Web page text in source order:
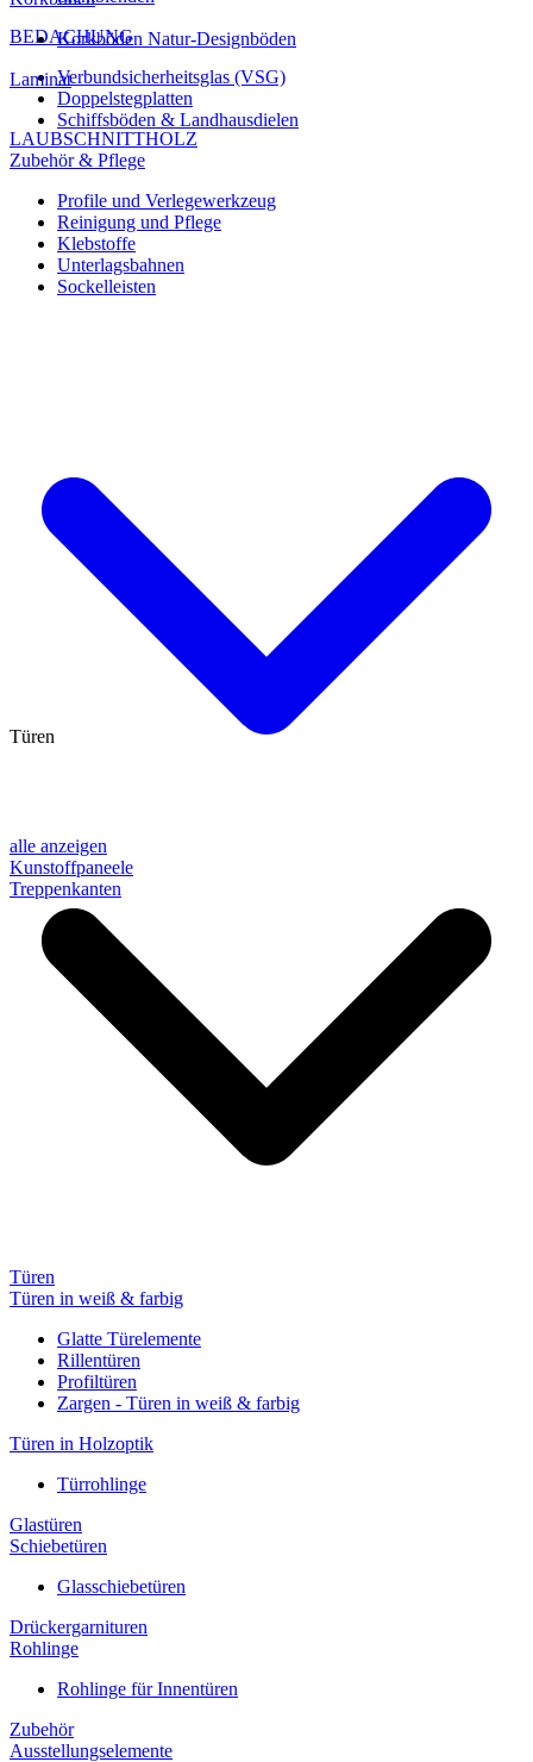
BEDACHUNG
Verbundsicherheitsglas (VSG)
Doppelstegplatten
LAUBSCHNITTHOLZ
Korkböden Natur-Designböden
Laminat
Schiffsböden & Landhausdielen
Zubehör & Pflege
Profile und Verlegewerkzeug
Reinigung und Pflege
Klebstoffe
Unterlagsbahnen
Sockelleisten
alle anzeigen
Kunstoffpaneele
Treppenkanten
Türen
Türen
Türen in weiß & farbig
Glatte Türelemente
Rillentüren
Profiltüren
Zargen - Türen in weiß & farbig
Türen in Holzoptik
Türrohlinge
Glastüren
Schiebetüren
Glasschiebetüren
Drückergarnituren
Rohlinge
Rohlinge für Innentüren
Zubehör
Ausstellungselemente